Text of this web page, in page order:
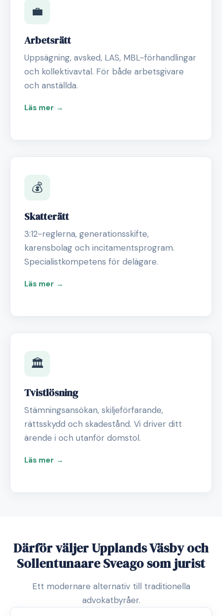
💼
Arbetsrätt
Uppsägning, avsked, LAS, MBL-förhandlingar
och kollektivavtal. För både arbetsgivare
och anställda.
Läs mer →
💰
Skatterätt
3:12-reglerna, generationsskifte,
karensbolag och incitamentsprogram.
Specialistkompetens för delägare.
Läs mer →
🏛️
Tvistlösning
Stämningsansökan, skiljeförfarande,
rättsskydd och skadestånd. Vi driver ditt
ärende i och utanför domstol.
Läs mer →
Därför väljer Upplands Väsby och
Sollentunaare Sveago som jurist
Ett modernare alternativ till traditionella
advokatbyråer.